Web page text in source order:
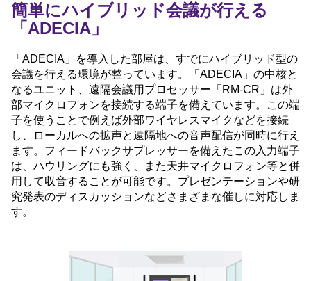
簡単にハイブリッド会議が行える
「ADECIA」
「ADECIA」を導入した部屋は、すでにハイブリッド型の
会議を行える環境が整っています。「ADECIA」の中核と
なるユニット、遠隔会議用プロセッサー「RM-CR」は外
部マイクロフォンを接続する端子を備えています。この端
子を使うことで例えば外部ワイヤレスマイクなどを接続
し、ローカルへの拡声と遠隔地への音声配信が同時に行え
ます。フィードバックサプレッサーを備えたこの入力端子
は、ハウリングにも強く、また天井マイクロフォン等と併
用して収音することが可能です。プレゼンテーションや研
究発表のディスカッションなどさまざまな催しに対応しま
す。